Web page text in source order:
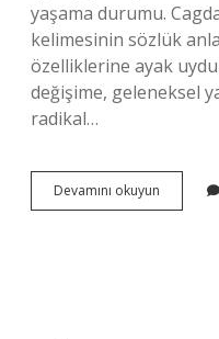
yaşama durumu.
kelimesinin sözlük
özelliklerine ayak
değişime, geleneksel
radikal…
Devamını okuyun Çağdaşlık
Ne